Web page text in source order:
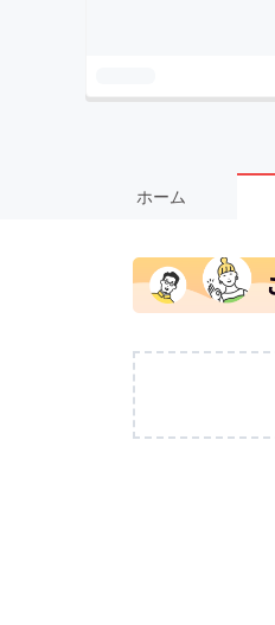
ホーム